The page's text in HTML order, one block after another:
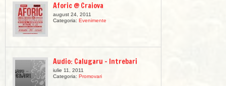
Aforic @ Craiova
august 24, 2011
Categoria: Evenimente
Audio: Calugaru – Intrebari
iulie 11, 2011
Categoria: Promovari